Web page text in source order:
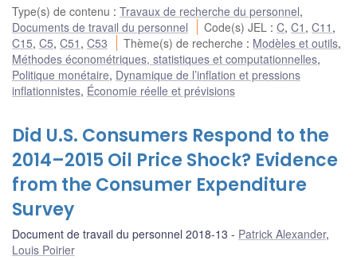
Type(s) de contenu : Travaux de recherche du personnel,
Documents de travail du personnel
Code(s) JEL :C,C1 ,C11 ,
C15, C5, C51 , C53 Thème(s) de recherche : Modèles et outils,
Méthodes économétriques, statistiques et computationnelles,
Politique monétaire, Dynamique de l’inflation et pressions
inflationnistes, Économie réelle et prévisions
Did U.S. Consumers Respond to the
2014–2015 Oil Price Shock? Evidence
from the Consumer Expenditure
Survey
Document de travail du personnel 2018-13 Patrick Alexander,
Louis Poirier